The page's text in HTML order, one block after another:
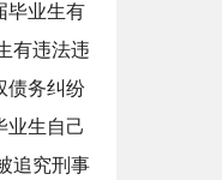
毕业生有
有违法违
债务纠纷
业生自己
追究刑事